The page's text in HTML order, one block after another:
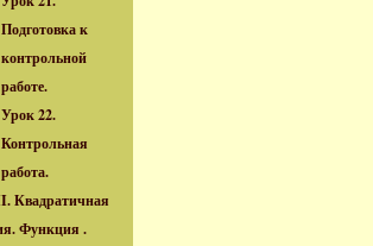
Подготовка к
контрольной
работе.
Урок 22.
Контрольная
работа.
Квадратичная
Функция .